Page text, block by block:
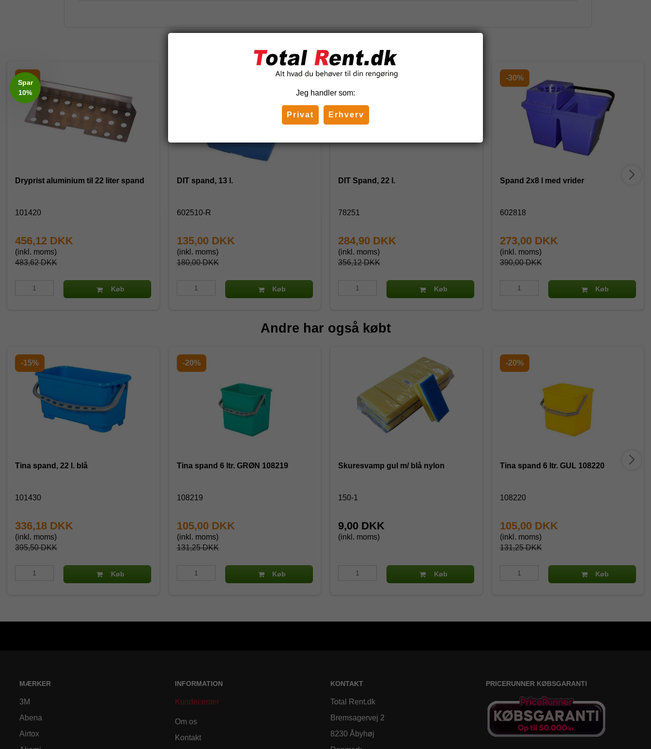
-6%
Dryprist aluminium til 22 liter spand
101420
483,62 DKK
456,12 DKK
(inkl. moms)
Køb
DIT spand, 13 l.
602510-R
180,00 DKK
135,00 DKK
(inkl. moms)
Køb
-20%
DIT Spand, 22 l.
78251
356,12 DKK
284,90 DKK
(inkl. moms)
Køb
-30%
Spand 2x8 l med vrider
602818
390,00 DKK
273,00 DKK
(inkl. moms)
Køb
Andre har også købt
-15%
Tina spand, 22 l. blå
101430
395,50 DKK
336,18 DKK
(inkl. moms)
Køb
-20%
Tina spand 6 ltr. GRØN 108219
108219
131,25 DKK
105,00 DKK
(inkl. moms)
Køb
Skuresvamp gul m/ blå nylon
150-1
9,00 DKK
(inkl. moms)
Køb
-20%
Tina spand 6 ltr. GUL 108220
108220
131,25 DKK
105,00 DKK
(inkl. moms)
Køb
MÆRKER
3M
Abena
Airtox
INFORMATION
Kundecenter
Om os
Kontakt
KONTAKT
Total Rent.dk
Bremsagervej 2
8230 Åbyhøj
PRICERUNNER KØBSGARANTI
Jeg handler som:
Privat Erhverv
Spar
10%